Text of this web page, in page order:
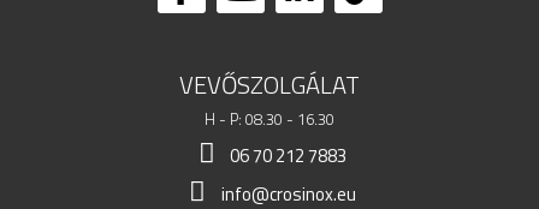
VEVŐSZOLGÁLAT
H - P: 08.30 - 16.30
06 70 212 7883
info@crosinox.eu